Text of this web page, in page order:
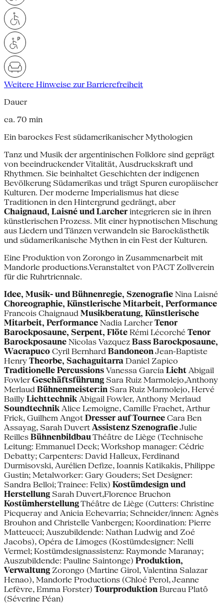
Weitere Hinweise zur Barrierefreiheit
Dauer
ca. 70 min
Ein barockes Fest südamerikanischer Mythologien
Tanz und Musik der argentinischen Folklore sind geprägt
von beeindruckender Vitalität, Ausdruckskraft und
Rhythmen. Sie beinhaltet Geschichten der indigenen
Bevölkerung Südamerikas und trägt Spuren europäischer
Kulturen. Der moderne Imperialismus hat diese
Traditionen in den Hintergrund gedrängt, aber
Chaignaud, Laisné und Larcher integrieren sie in ihren
künstlerischen Prozess. Mit einer hypnotischen Mischung
aus Liedern und Tänzen verwandeln sie Barockästhetik
und südamerikanische Mythen in ein Fest der Kulturen.
Eine Produktion von Zorongo in Zusammenarbeit mit
Mandorle productions.Veranstaltet von PACT Zollverein
für die Ruhrtriennale.
Idee, Musik- und Bühnenregie, Szenografie Nina Laisné
Choreographie, Künstlerische Mitarbeit, Performance
Francois Chaignaud Musikberatung, Künstlerische
Mitarbeit, Performance Nadia Larcher Tenor
Barockposaune, Serpent, Flöte Rémi Lécorché Tenor
Barockposaune Nicolas Vazquez Bass Barockposaune,
Wacrapuco Cyril Bernhard BandoneonJean-Baptiste
Henry Theorbe, Sachaguitarra Daniel Zapico
Traditionelle Percussions Vanessa García Licht Abigail
Fowler Geschäftsführung Sara Ruiz Marmolejo,Anthony
Merlaud Bühnenmeister:in Sara Ruiz Marmolejo, Hervé
Bailly Lichttechnik Abigail Fowler, Anthony Merlaud
Soundtechnik Alice Lemoigne, Camille Frachet, Arthur
Frick, Guilhem Angot Dresser auf Tournee Cara Ben
Assayag, Sarah Duvert Assistenz SzenografieJulie
Reilles BühnenbildbauThéâtre de Liège (Technische
Leitung: Emmanuel Deck; Workshop manager: Cédric
Debatty; Carpenters: David Halleux, Ferdinand
Durmisovski, Aurélien Defize, Ioannis Katikakis, Philippe
Gustin; Metalworker: Gary Gouders; Set Designer:
Sandra Belloi; Trainee: Felix) Kostümdesign und
Herstellung Sarah Duvert,Florence Bruchon
KostümherstellungThéâtre de Liège (Cutters: Christine
Picqueray and Anicia Echevarria; Schneider/innen: Agnès
Brouhon and Christelle Vanbergen; Koordination: Pierre
Matteucci; Auszubildende: Nathan Ludwig and Zoé
Jacobs), Opéra de Limoges (Kostümdesigner: Nelli
Vermel; Kostümdesignassistenz: Raymonde Maranay;
Auszubildende: Pauline Saintonge) Produktion,
Verwaltung Zorongo (Martine Girol, Valentina Salazar
Henao), Mandorle Productions (Chloé Perol, Jeanne
Lefèvre, Emma Forster) Tourproduktion Bureau Platô
(Séverine Péan)